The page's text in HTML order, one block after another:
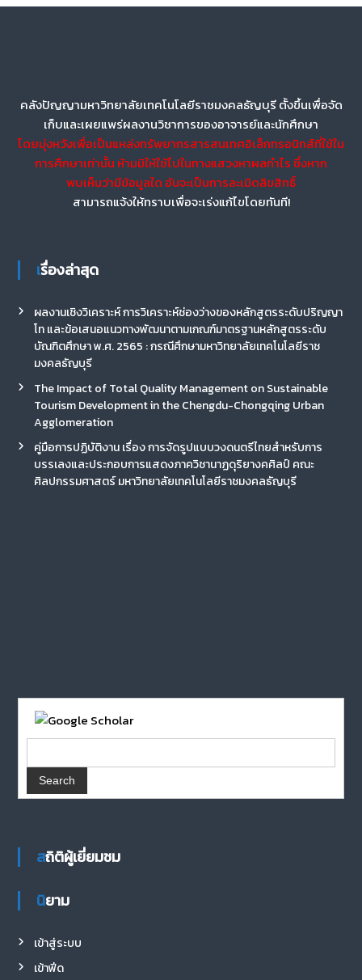
คลังปัญญามหาวิทยาลัยเทคโนโลยีราชมงคลธัญบุรี ตั้งขึ้นเพื่อจัด
เก็บและเผยแพร่ผลงานวิชาการของอาจารย์และนักศึกษา
โดยมุ่งหวังเพื่อเป็นแหล่งทรัพยากรสารสนเทศอิเล็กทรอนิกส์ที่ใช้ใน
การศึกษาเท่านั้น ห้ามมิให้ใช้ไปในทางแสวงหาผลกำไร ซึ่งหาก
พบเห็นว่ามีข้อมูลใด อันจะเป็นการละเมิดลิขสิทธิ์
สามารถแจ้งให้ทราบเพื่อจะเร่งแก้ไขโดยทันที!
เรื่องล่าสุด
ผลงานเชิงวิเคราะห์ การวิเคราะห์ช่องว่างของหลักสูตรระดับปริญญา
โท และข้อเสนอแนวทางพัฒนาตามเกณฑ์มาตรฐานหลักสูตรระดับ
บัณฑิตศึกษา พ.ศ. 2565 : กรณีศึกษามหาวิทยาลัยเทคโนโลยีราช
มงคลธัญบุรี
The Impact of Total Quality Management on Sustainable
Tourism Development in the Chengdu-Chongqing Urban
Agglomeration
คู่มือการปฏิบัติงาน เรื่อง การจัดรูปแบบวงดนตรีไทยสำหรับการ
บรรเลงและประกอบการแสดงภาควิชานาฏดุริยางคศิลป์ คณะ
ศิลปกรรมศาสตร์ มหาวิทยาลัยเทคโนโลยีราชมงคลธัญบุรี
สถิติผู้เยี่ยมชม
นิยาม
เข้าสู่ระบบ
เข้าฟีด